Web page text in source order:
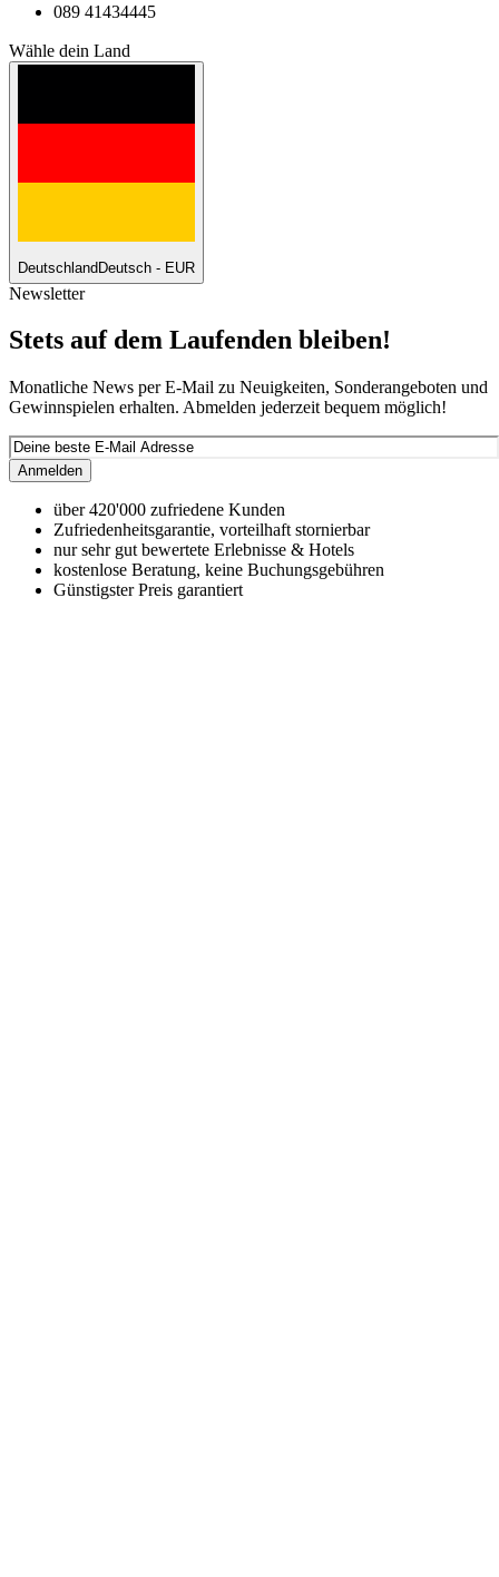
089 41434445
Wähle dein Land
DeutschlandDeutsch - EUR
Newsletter
Stets auf dem Laufenden bleiben!
Monatliche News per E-Mail zu Neuigkeiten, Sonderangeboten und
Gewinnspielen erhalten. Abmelden jederzeit bequem möglich!
Anmelden
über 420'000 zufriedene Kunden
Zufriedenheitsgarantie, vorteilhaft stornierbar
nur sehr gut bewertete Erlebnisse & Hotels
kostenlose Beratung, keine Buchungsgebühren
Günstigster Preis garantiert